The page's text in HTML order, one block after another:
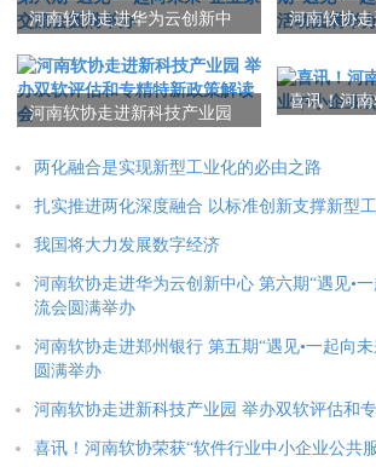
河南软协走进华为云创新中
来”企业家交流会圆满举办
河南软协
交流活动
河南软协走进新科技产业园
策解读会
喜讯！河
两化融合是实现新型工业化的必由之路
扎实推进两化深度融合 以标准创新支撑新型
我国将大力发展数字经济
河南软协走进华为云创新中心 第六期“遇见•
流会圆满举办
河南软协走进郑州银行 第五期“遇见•一起向
圆满举办
河南软协走进新科技产业园 举办双软评估和
喜讯！河南软协荣获“软件行业中小企业公共